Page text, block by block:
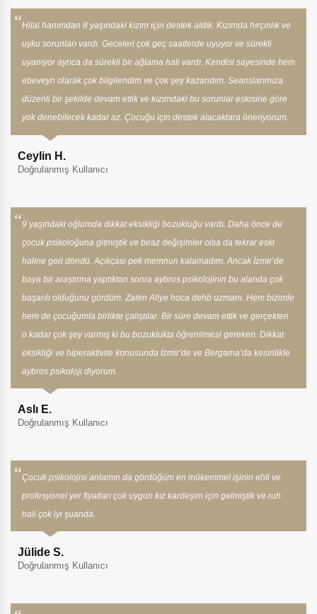
Hilal hanımdan 8 yaşındaki kızım için destek aldık. Kızımda hırçınlık ve
uyku sorunları vardı. Geceleri çok geç saatlerde uyuyor ve sürekli
uyanıyor ayrıca da sürekli bir ağlama hali vardı. Kendisi sayesinde hem
ebeveyn olarak çok bilgilendim ve çok şey kazandım. Seanslarımıza
düzenli bir şekilde devam ettik ve kızımdaki bu sorunlar eskisine göre
yok denebilecek kadar az. Çocuğu için destek alacaklara öneriyorum.
Ceylin H.
Doğrulanmış Kullanıcı
9 yaşındaki oğlumda dikkat eksikliği bozukluğu vardı. Daha önce de
çocuk psikoloğuna gitmiştik ve biraz değişimler olsa da tekrar eski
haline geri döndü. Açıkçası pek memnun kalamadım. Ancak İzmir’de
baya bir araştırma yaptıktan sonra aybros psikolojinin bu alanda çok
başarılı olduğunu gördüm. Zaten Aliye hoca dehb uzmanı. Hem bizimle
hem de çocuğumla birlikte çalıştılar. Bir süre devam ettik ve gerçekten
o kadar çok şey varmış ki bu bozuklukta öğrenilmesi gereken. Dikkat
eksikliği ve hiperaktivite konusunda İzmir’de ve Bergama’da kesinlikle
aybros psikoloji diyorum.
Aslı E.
Doğrulanmış Kullanıcı
Çocuk psikolojisi anlamın da gördüğüm en mükemmel işinin ehli ve
profesyonel yer fiyatları çok uygun kız kardeşim için gelmiştik ve ruh
hali çok iyi şuanda.
Jülide S.
Doğrulanmış Kullanıcı